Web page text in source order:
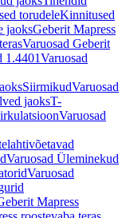
torudeleKinnitused
jaoksGeberit Mapress
Varuosad Geberit
1.4401Varuosad
SiirmikudVaruosad
jaoksT-
Varuosad
Varuosad Üleminekud
Varuosad
Mapress